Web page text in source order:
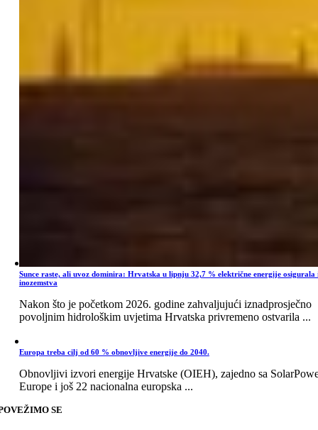
Sunce raste, ali uvoz dominira: Hrvatska u lipnju 32,7 % električne energije osigurala
inozemstva
Nakon što je početkom 2026. godine zahvaljujući iznadprosječno
povoljnim hidrološkim uvjetima Hrvatska privremeno ostvarila ...
Europa treba cilj od 60 % obnovljive energije do 2040.
Obnovljivi izvori energije Hrvatske (OIEH), zajedno sa
Europe i još 22 nacionalna europska ...
SE